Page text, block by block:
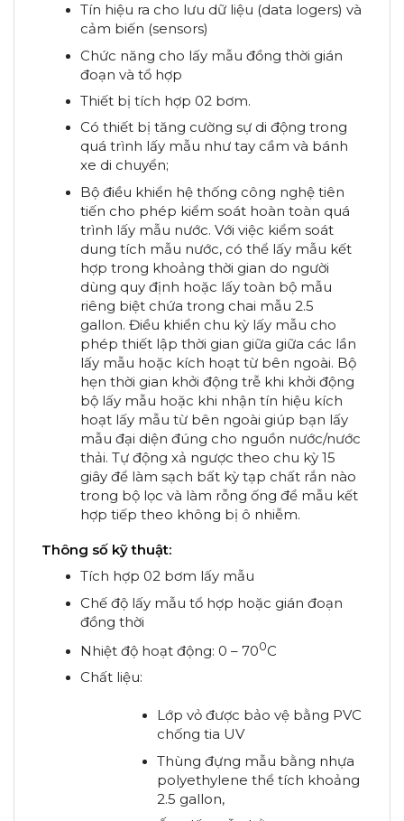
Tín hiệu ra cho lưu dữ liệu (data logers) và
cảm biến (sensors)
Chức năng cho lấy mẫu đồng thời gián
đoạn và tổ hợp
Thiết bị tích hợp 02 bơm.
Có thiết bị tăng cường sự di động trong
quá trình lấy mẫu như tay cầm và bánh
xe di chuyển;
Bộ điều khiển hệ thống công nghệ tiên
tiến cho phép kiểm soát hoàn toàn quá
trình lấy mẫu nước. Với việc kiểm soát
dung tích mẫu nước, có thể lấy mẫu kết
hợp trong khoảng thời gian do người
dùng quy định hoặc lấy toàn bộ mẫu
riêng biệt chứa trong chai mẫu 2.5
gallon. Điều khiển chu kỳ lấy mẫu cho
phép thiết lập thời gian giữa giữa các lần
lấy mẫu hoặc kích hoạt từ bên ngoài. Bộ
hẹn thời gian khởi động trễ khi khởi động
bộ lấy mẫu hoặc khi nhận tín hiệu kích
hoạt lấy mẫu từ bên ngoài giúp bạn lấy
mẫu đại diện đúng cho nguồn nước/nước
thải. Tự động xả ngược theo chu kỳ 15
giây để làm sạch bất kỳ tạp chất rắn nào
trong bộ lọc và làm rỗng ống để mẫu kết
hợp tiếp theo không bị ô nhiễm.
Thông số kỹ thuật:
Tích hợp 02 bơm lấy mẫu
Chế độ lấy mẫu tổ hợp hoặc gián đoạn
đồng thời
Nhiệt độ hoạt động: 0 – 700C
Chất liệu:
Lớp vỏ được bảo vệ bằng PVC
chống tia UV
Thùng đựng mẫu bằng nhựa
polyethylene thể tích khoảng
2.5 gallon,